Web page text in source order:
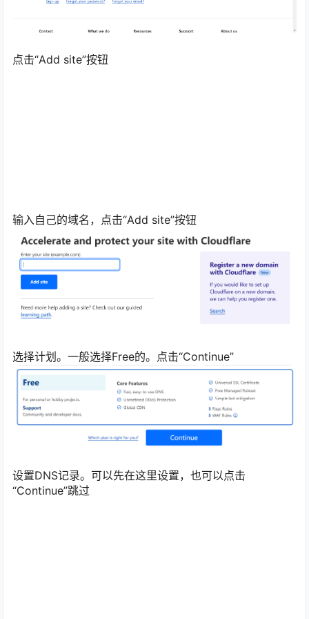
点击“Add site”按钮
输入自己的域名，点击“Add site”按钮
选择计划。一般选择Free的。点击“Continue”
设置DNS记录。可以先在这里设置，也可以点击
“Continue”跳过